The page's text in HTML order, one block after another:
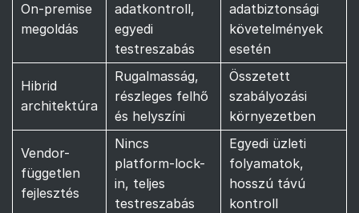
On-premise
megoldás
adatkontroll,
egyedi
testreszabás
adatbiztonsági
követelmények
esetén
Hibrid
architektúra
Rugalmasság,
részleges felhő
és helyszíni
Összetett
szabályozási
környezetben
Vendor-
független
fejlesztés
Nincs
platform-lock-
in, teljes
testreszabás
Egyedi üzleti
folyamatok,
hosszú távú
kontroll